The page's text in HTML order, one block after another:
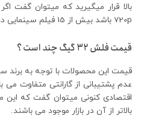
720p باشد بیش از 15 فیلم سینمایی در آن جای میگیرد.
قیمت فلش ۳۲ گیگ چند است ؟
قیمت این محصولات با توجه به برند
عدم پشتیبانی از گارانتی متفاوت
بالاتر از آن در بازار موجود می باشند.